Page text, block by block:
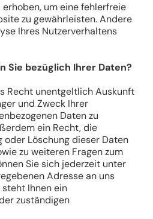
um eine fehlerfreie
zu gewährleisten. Andere
Ihres Nutzerverhaltens
Sie bezüglich Ihrer Daten?
Recht unentgeltlich Auskunft
und Zweck Ihrer
Daten zu
ein Recht, die
oder Löschung dieser Daten
zu weiteren Fragen zum
Sie sich jederzeit unter
Adresse an uns
Ihnen ein
zuständigen